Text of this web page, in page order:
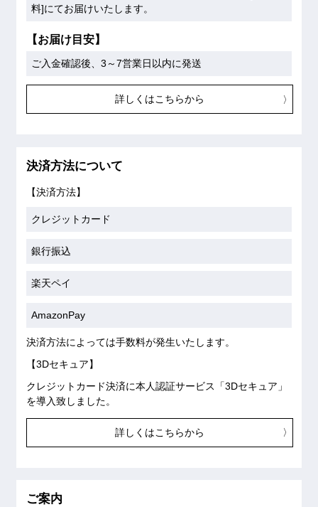
料]にてお届けいたします。
【お届け目安】
ご入金確認後、3～7営業日以内に発送
詳しくはこちらから
決済方法について
【決済方法】
クレジットカード
銀行振込
楽天ペイ
AmazonPay
決済方法によっては手数料が発生いたします。
【3Dセキュア】
クレジットカード決済に本人認証サービス「3Dセキュア」
を導入致しました。
詳しくはこちらから
ご案内